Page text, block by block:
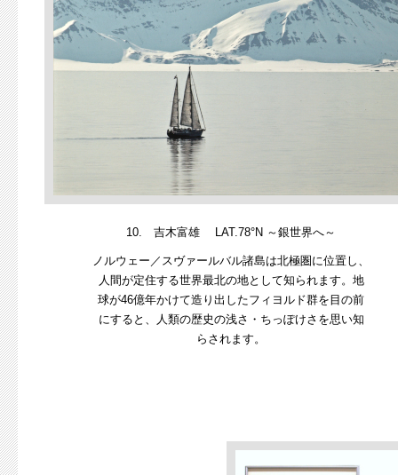
10. 吉木富雄 LAT.78°N ～銀世界へ～
ノルウェー／スヴァールバル諸島は北極圏に位置し、
人間が定住する世界最北の地として知られます。地
球が46億年かけて造り出したフィヨルド群を目の前
にすると、人類の歴史の浅さ・ちっぽけさを思い知
らされます。